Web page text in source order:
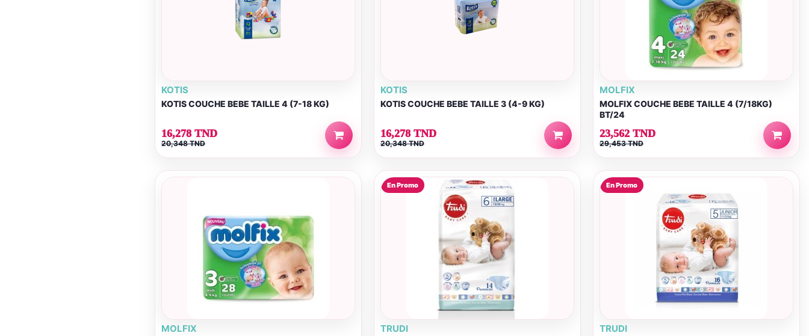
KOTIS
KOTIS COUCHE BEBE TAILLE 4 (7-18 KG)
16,278 TND
20,348 TND
KOTIS
KOTIS COUCHE BEBE TAILLE 3 (4-9 KG)
16,278 TND
20,348 TND
MOLFIX
MOLFIX COUCHE BEBE TAILLE 4 (7/18KG)
BT/24
23,562 TND
29,453 TND
MOLFIX
En Promo
TRUDI
En Promo
TRUDI